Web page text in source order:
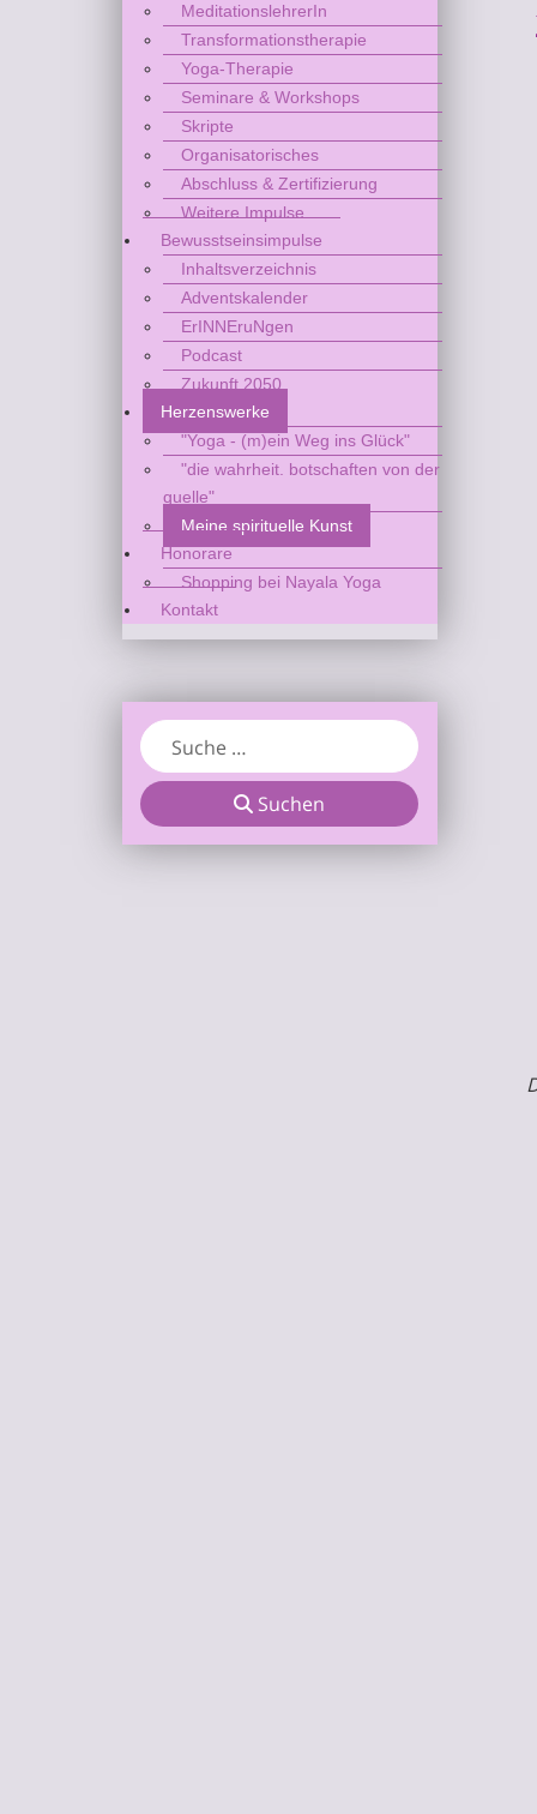
MeditationslehrerIn
Transformationstherapie
Yoga-Therapie
Seminare & Workshops
Skripte
Organisatorisches
Abschluss & Zertifizierung
Weitere Impulse
Bewusstseinsimpulse
Inhaltsverzeichnis
Adventskalender
ErINNEruNgen
Podcast
Zukunft 2050
Herzenswerke
"Yoga - (m)ein Weg ins Glück"
"die wahrheit. botschaften von der
quelle"
Meine spirituelle Kunst
Honorare
Shopping bei Nayala Yoga
Kontakt
Suchen